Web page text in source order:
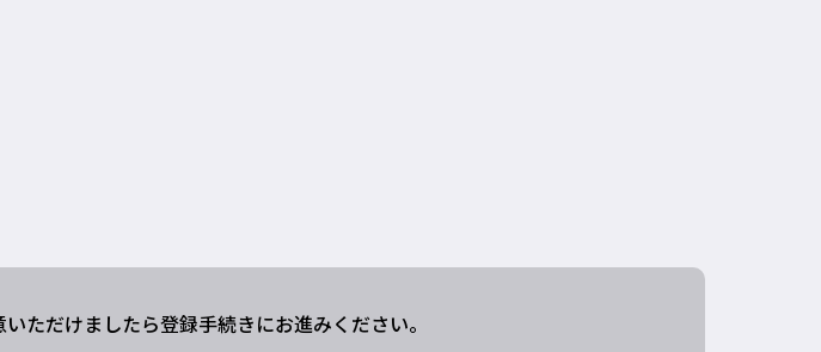
ただけましたら登録手続きにお進みください。